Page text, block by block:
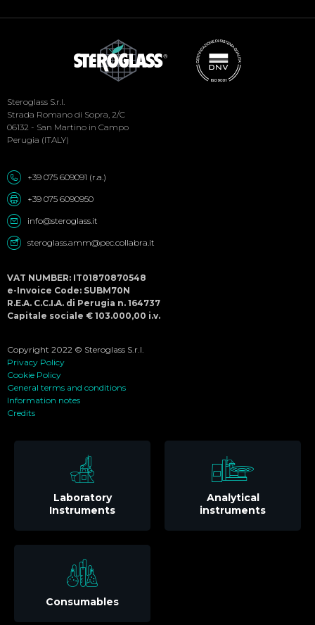
Social
Menu
Steroglass S.r.l.
Strada Romano di Sopra, 2/C
06132 - San Martino in Campo
Perugia (ITALY)
+39 075 609091 (r.a.)
+39 075 6090950
info@steroglass.it
steroglass.amm@pec.collabra.it
VAT NUMBER: IT01870870548
e-Invoice Code: SUBM70N
R.E.A. C.C.I.A. di Perugia n. 164737
Capitale sociale € 103.000,00 i.v.
Copyright 2022 © Steroglass S.r.l.
Privacy Policy
Cookie Policy
General terms and conditions
Information notes
Credits
Laboratory
Instruments
Analytical
instruments
Consumables